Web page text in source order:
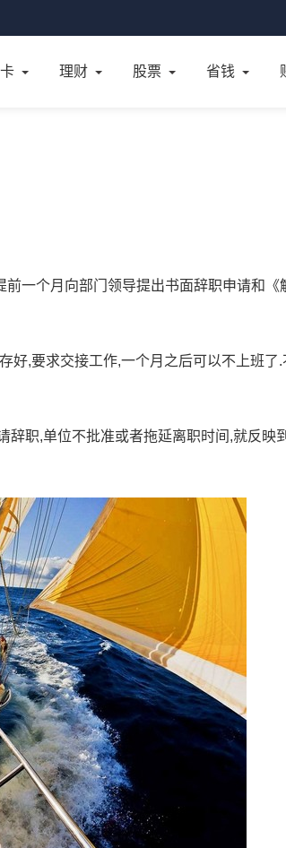
理财 股票 省钱
一个月向部门领导提出书面辞职申请和《
好,要求交接工作,一个月之后可以不上班了.
辞职,单位不批准或者拖延离职时间,就反映